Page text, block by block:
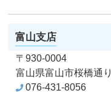
富山支店
〒930-0004
富山県富山市桜橋通
076-431-8056